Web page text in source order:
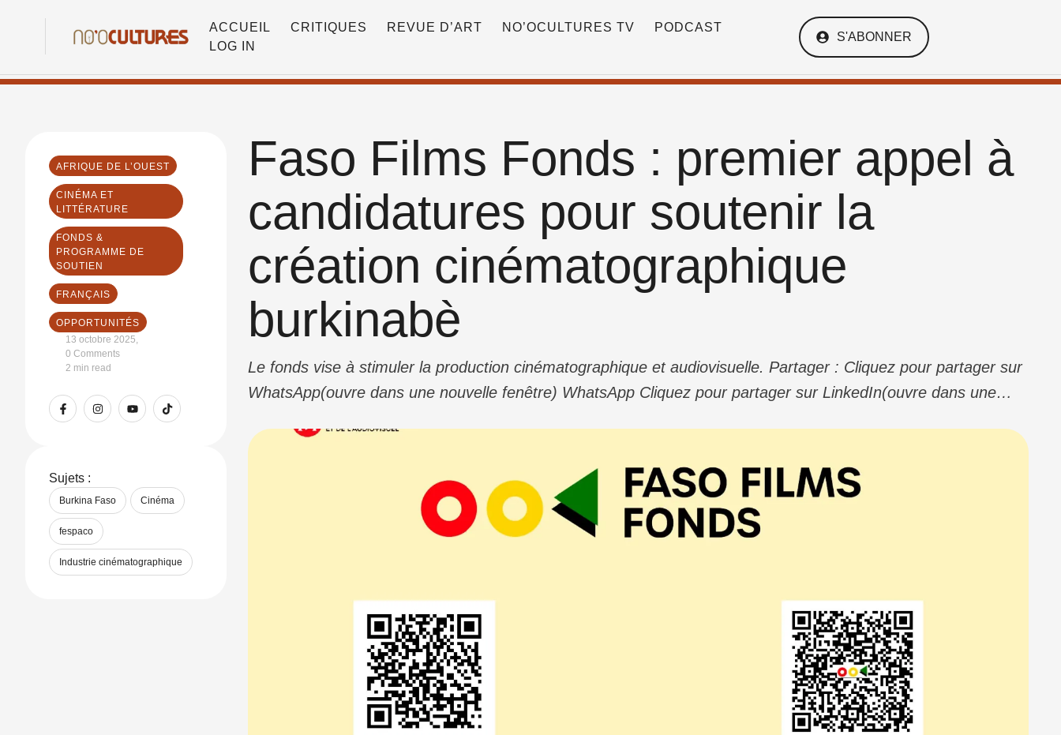
ACCUEIL CRITIQUES REVUE D’ART NO’OCULTURES TV
PODCAST
LOG IN
S'ABONNER
AFRIQUE DE L’OUEST
CINÉMA ET
LITTÉRATURE
FONDS &
PROGRAMME DE
SOUTIEN
FRANÇAIS
OPPORTUNITÉS
13 octobre 2025,
0 Comments
2 min read
Sujets :
Burkina Faso Cinéma
fespaco
Industrie cinématographique
Faso Films Fonds : premier appel à
candidatures pour soutenir la
création cinématographique
burkinabè
Le fonds vise à stimuler la production cinématographique et audiovisuelle. Partager : Cliquez pour partager sur
WhatsApp(ouvre dans une nouvelle fenêtre) WhatsApp Cliquez pour partager sur LinkedIn(ouvre dans une